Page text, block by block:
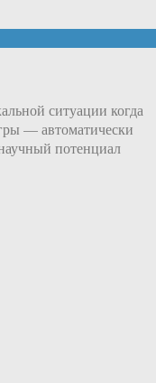
ситуации когда
— автоматически
потенциал